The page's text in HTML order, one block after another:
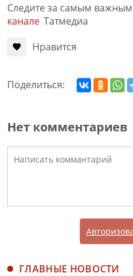
Следите за самым
канале Татмедиа
Нравится
Поделиться:
Нет комментариев
ГЛАВНЫЕ НОВОСТИ